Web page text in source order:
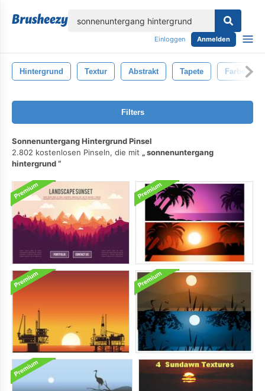
Einloggen Anmelden
Hintergrund Textur Abstrakt Tapete Farbe
Filters
Sonnenuntergang Hintergrund Pinsel
2.802 kostenlosen Pinseln, die mit
sonnenuntergang
hintergrund